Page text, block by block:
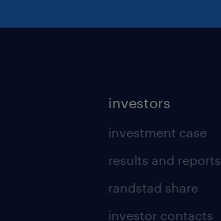
investors
investment case
results and reports
randstad share
investor contacts